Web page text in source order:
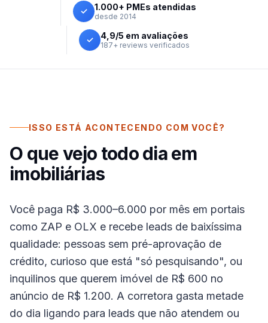
✓ 1.000+ PMEs atendidas
desde 2014
✓ 4,9/5 em avaliações
187+ reviews verificados
ISSO ESTÁ ACONTECENDO COM VOCÊ?
O que vejo todo dia em
imobiliárias
Você paga R$ 3.000–6.000 por mês em portais
como ZAP e OLX e recebe leads de baixíssima
qualidade: pessoas sem pré-aprovação de
crédito, curioso que está "só pesquisando", ou
inquilinos que querem imóvel de R$ 600 no
anúncio de R$ 1.200. A corretora gasta metade
do dia ligando para leads que não atendem ou